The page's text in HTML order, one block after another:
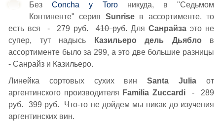
БезConcha y Toroникуда, в "Седьмом
Континенте" серия Sunriseв ассортименте, то
есть вся - 279 руб.410 руб. Для Санрайзаэто не
супер, тут надысь
Казильеро дель Дьябло в
ассортименте было за 299, а это две большие разницы
- Санрайз и Казильеро.
Линейка сортовых сухих винSanta Julia от
аргентинского производителя Familia Zuccardi- 289
руб.399 руб.Что-то не дойдем мы никак до изучения
аргентинских вин.